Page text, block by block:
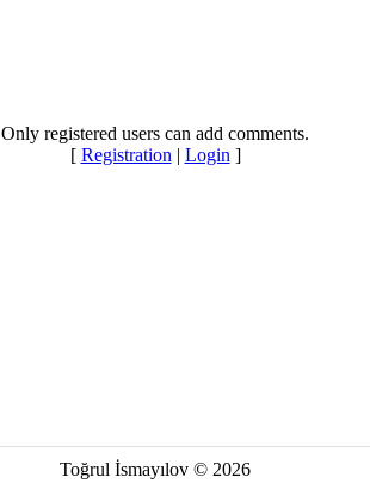
Only registered users can add comments.
[ Registration | Login ]
Toğrul İsmayılov © 2026